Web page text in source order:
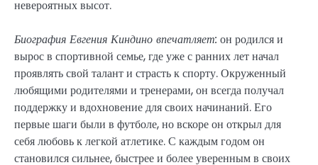
невероятных высот.
Биография Евгения Киндино впечатляет: он родился и
вырос в спортивной семье, где уже с ранних лет начал
проявлять свой талант и страсть к спорту. Окруженный
любящими родителями и тренерами, он всегда получал
поддержку и вдохновение для своих начинаний. Его
первые шаги были в футболе, но вскоре он открыл для
себя любовь к легкой атлетике. С каждым годом он
становился сильнее, быстрее и более уверенным в своих